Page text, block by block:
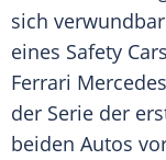
sich
eines Safety
Ferrari Mercedes
der Serie der
beiden Autos